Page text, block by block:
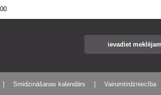
Smidzināšanas kalendārs Vairumtirdzniecība